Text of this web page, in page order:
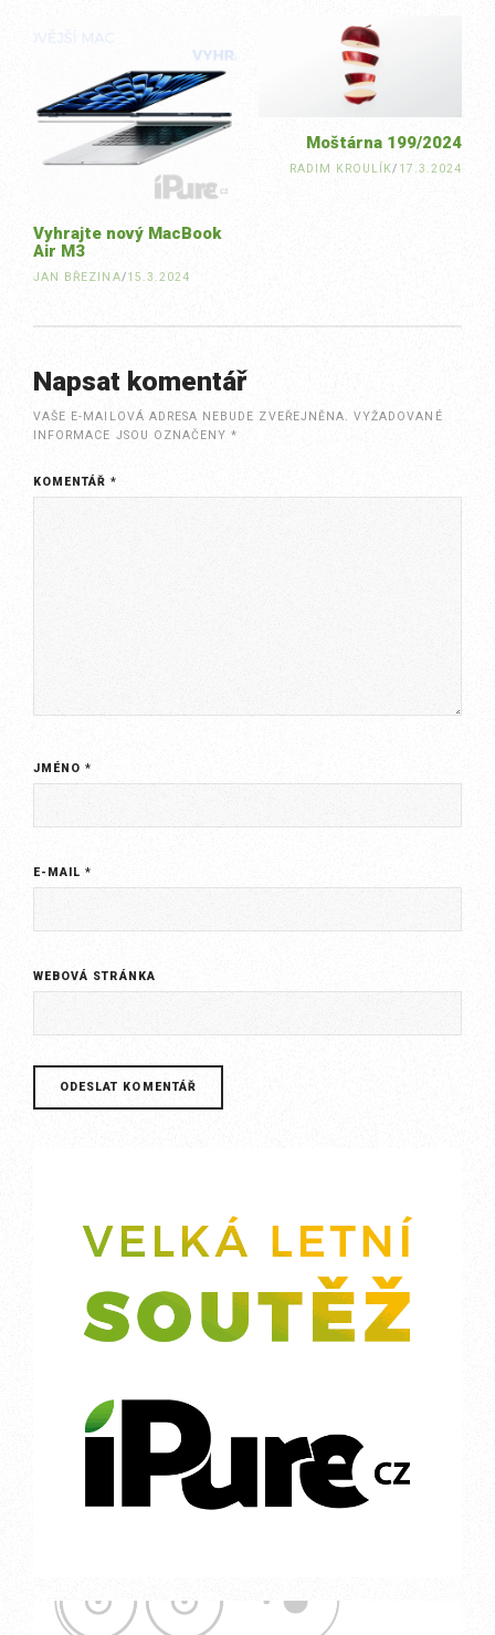
navigation
Moštárna 199/2024
RADIM KROULÍK/ 17.3.2024
Vyhrajte nový MacBook
Air M3
JAN BŘEZINA/15.3.2024
Napsat komentář
VAŠE E-MAILOVÁ ADRESA NEBUDE ZVEŘEJNĚNA. VYŽADOVANÉ
INFORMACE JSOU OZNAČENY*
KOMENTÁŘ*
JMÉNO*
E-MAIL*
WEBOVÁ STRÁNKA